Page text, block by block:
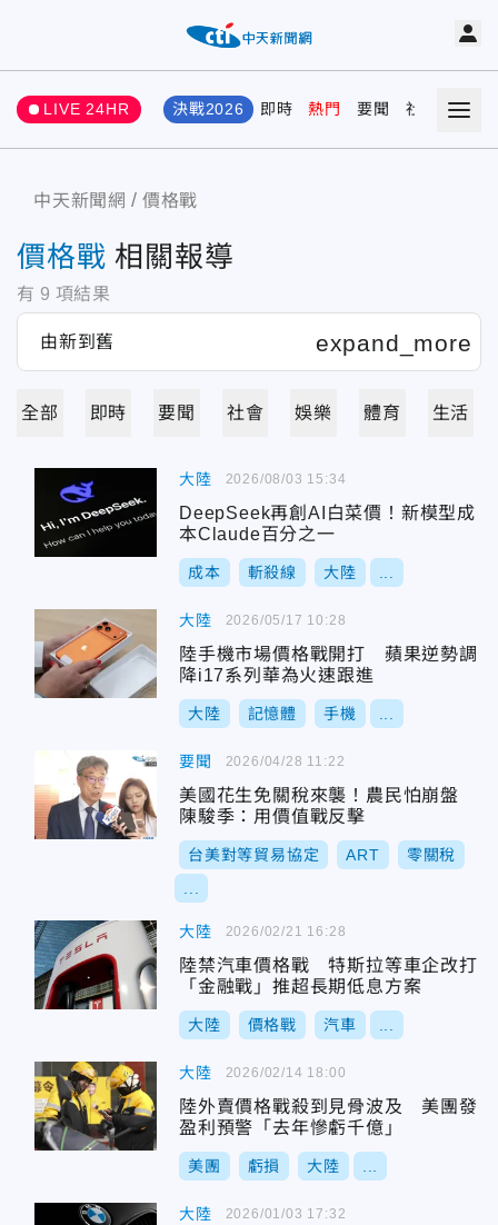
LIVE 24HR 決戰2026 即時 熱門 要聞 社會 娛樂
中天新聞網 價格戰
價格戰 相關報導
有 9 項結果
全部 即時 要聞 社會 娛樂 體育 生活
大陸
DeepSeek再創AI白菜價！新模型成
本Claude百分之一
成本 斬殺線 大陸
2026/08/03 15:34
大陸
陸手機市場價格戰開打 蘋果逆勢調
降i17系列華為火速跟進
大陸 記憶體 手機
2026/05/17 10:28
要聞
美國花生免關稅來襲！農民怕崩盤
陳駿季：用價值戰反擊
台美對等貿易協定 ART 零關稅
2026/04/28 11:22
大陸
陸禁汽車價格戰 特斯拉等車企改打
「金融戰」推超長期低息方案
大陸 價格戰 汽車
2026/02/21 16:28
大陸
陸外賣價格戰殺到見骨波及 美團發
盈利預警「去年慘虧千億」
美團 虧損 大陸
2026/02/14 18:00
大陸 2026/01/03 17:32